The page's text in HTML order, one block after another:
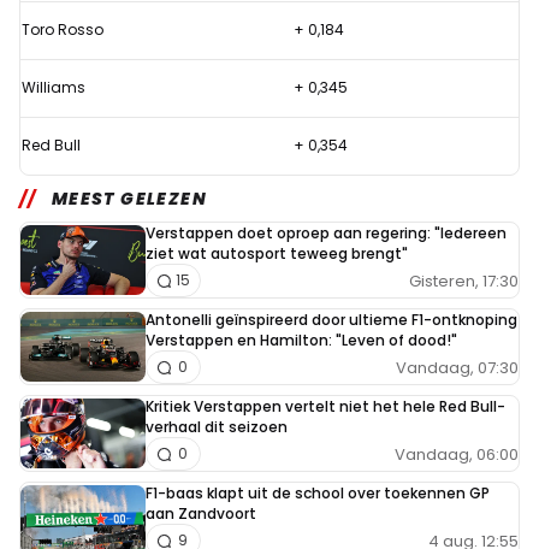
in
flink
tijd
in
ten
opzichte
van
2018
Toro Rosso + 0,184
Williams + 0,345
Red Bull + 0,354
MEEST GELEZEN
Verstappen doet oproep aan regering: "Iedereen
ziet wat autosport teweeg brengt"
Gisteren, 17:30
15
Antonelli geïnspireerd door ultieme F1-ontknoping
Verstappen en Hamilton: "Leven of dood!"
Vandaag, 07:30
0
Kritiek Verstappen vertelt niet het hele Red Bull-
verhaal dit seizoen
Vandaag, 06:00
0
F1-baas klapt uit de school over toekennen GP
aan Zandvoort
4 aug. 12:55
9